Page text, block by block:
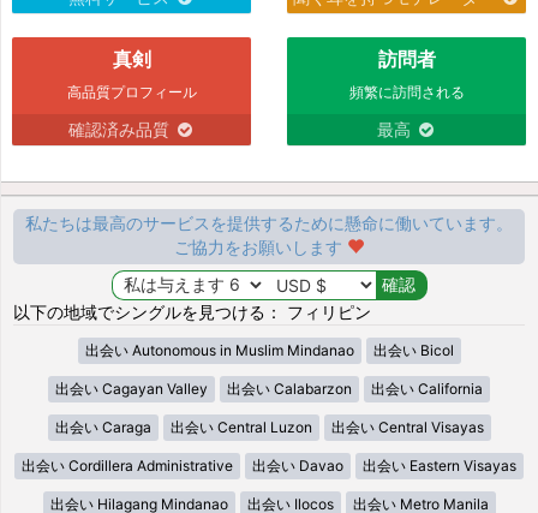
真剣
高品質プロフィール
確認済み品質
訪問者
頻繁に訪問される
最高
私たちは最高のサービスを提供するために懸命に働いています。
ご協力をお願いします
以下の地域でシングルを見つける： フィリピン
出会い Autonomous in Muslim Mindanao 出会い Bicol
出会い Cagayan Valley 出会い Calabarzon 出会い California
出会い Caraga 出会い Central Luzon 出会い Central Visayas
出会い Cordillera Administrative 出会い Davao 出会い Eastern Visayas
出会い Hilagang Mindanao 出会い Ilocos 出会い Metro Manila